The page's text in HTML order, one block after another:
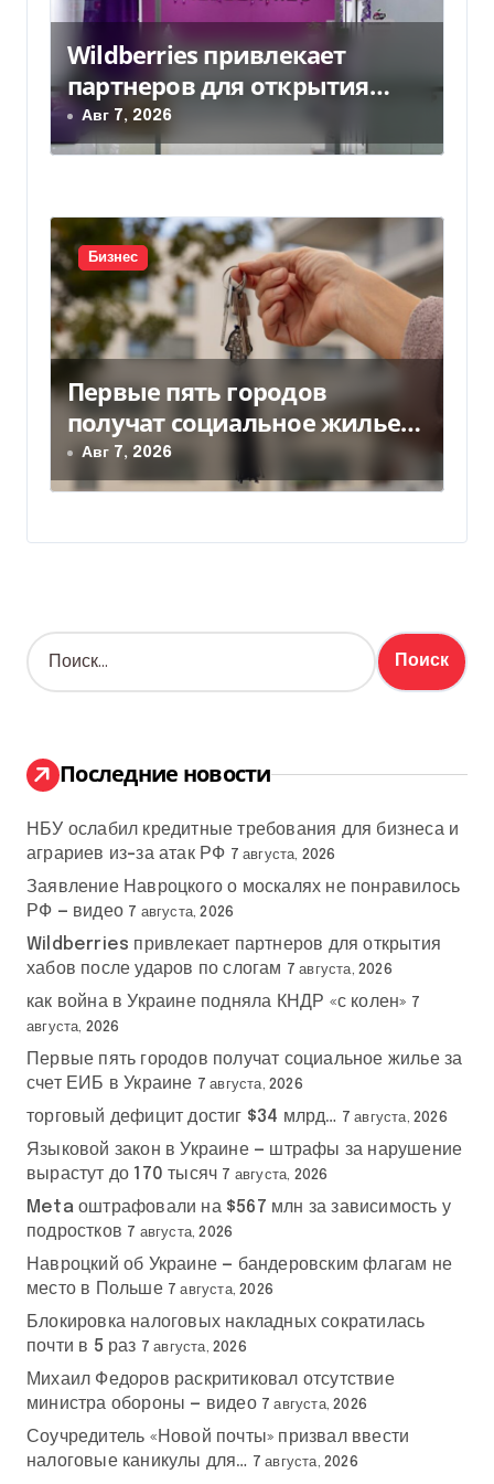
м
Wildberries привлекает
партнеров для открытия
хабов после ударов по
слогам
Авг 7, 2026
Бизнес
Первые пять городов
получат социальное жилье
за счет ЕИБ в Украине
Авг 7, 2026
Н
а
:
Последние новости
НБУ ослабил кредитные требования для бизнеса и
аграриев из-за атак РФ 7 августа, 2026
Заявление Навроцкого о москалях не понравилось
РФ — видео 7 августа, 2026
Wildberries привлекает партнеров для открытия
хабов после ударов по слогам 7 августа, 2026
как война в Украине подняла КНДР «с колен» 7
августа, 2026
Первые пять городов получат социальное жилье за
счет ЕИБ в Украине 7 августа, 2026
торговый дефицит достиг $34 млрд… 7 августа, 2026
Языковой закон в Украине — штрафы за нарушение
вырастут до 170 тысяч 7 августа, 2026
Meta оштрафовали на $567 млн за зависимость у
подростков 7 августа, 2026
Навроцкий об Украине — бандеровским флагам не
место в Польше 7 августа, 2026
Блокировка налоговых накладных сократилась
почти в 5 раз 7 августа, 2026
Михаил Федоров раскритиковал отсутствие
министра обороны — видео 7 августа, 2026
Соучредитель «Новой почты» призвал ввести
налоговые каникулы для… 7 августа, 2026